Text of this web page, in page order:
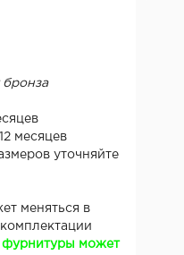
месяцев
уточняйте
меняться в
фурнитуры может